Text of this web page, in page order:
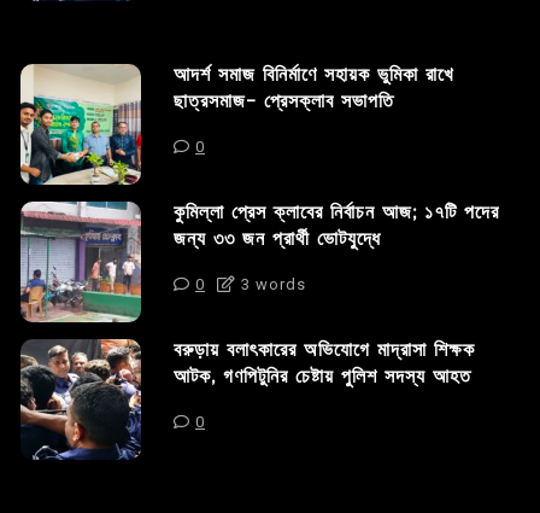
আদর্শ সমাজ বিনির্মাণে সহায়ক ভুমিকা রাখে
ছাত্রসমাজ- প্রেসক্লাব সভাপতি
0
কুমিল্লা প্রেস ক্লাবের নির্বাচন আজ; ১৭টি পদের
জন্য ৩৩ জন প্রার্থী ভোটযুদ্ধে
0 3 words
বরুড়ায় বলাৎকারের অভিযোগে মাদ্রাসা শিক্ষক
আটক, গণপিটুনির চেষ্টায় পুলিশ সদস্য আহত
0